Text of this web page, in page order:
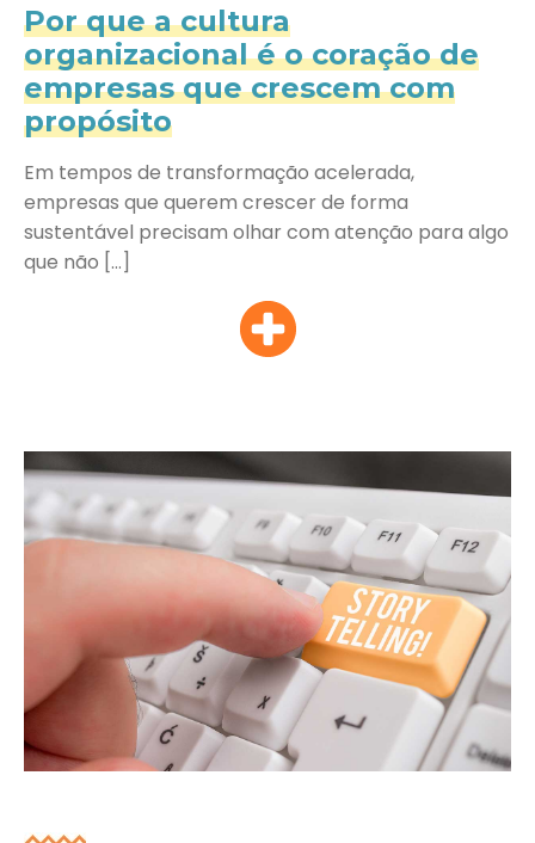
Por que a cultura
organizacional é o coração de
empresas que crescem com
propósito
Em tempos de transformação acelerada,
empresas que querem crescer de forma
sustentável precisam olhar com atenção para algo
que não […]